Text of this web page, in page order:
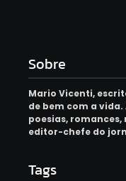
Sobre
Mario Vicenti,
de bem com a
poesias, romances,
editor-chefe do
Tags